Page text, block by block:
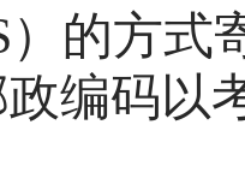
）的方式
编码以